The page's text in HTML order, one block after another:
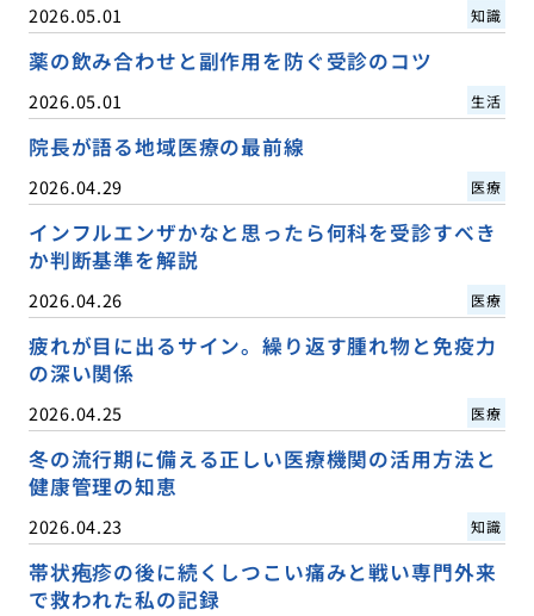
2026.05.01 知識
薬の飲み合わせと副作用を防ぐ受診のコツ
2026.05.01 生活
院長が語る地域医療の最前線
2026.04.29 医療
インフルエンザかなと思ったら何科を受診すべき
か判断基準を解説
2026.04.26 医療
疲れが目に出るサイン。繰り返す腫れ物と免疫力
の深い関係
2026.04.25 医療
冬の流行期に備える正しい医療機関の活用方法と
健康管理の知恵
2026.04.23 知識
帯状疱疹の後に続くしつこい痛みと戦い専門外来
で救われた私の記録